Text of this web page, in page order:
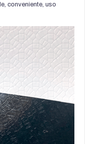
conveniente, uso